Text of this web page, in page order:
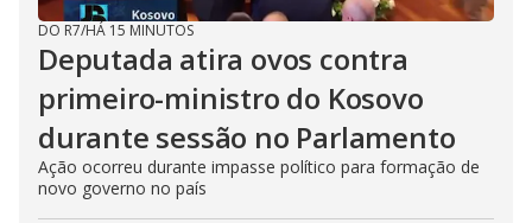
DO R7/HÁ 15 MINUTOS
Deputada atira ovos contra
primeiro-ministro do Kosovo
durante sessão no Parlamento
Ação ocorreu durante impasse político para formação de
novo governo no país